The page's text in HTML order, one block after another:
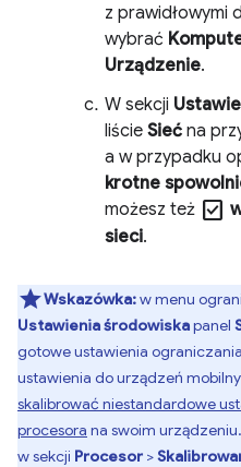
z prawidłowymi
wybrać
Urządzenie.
W sekcji
liście Sieć na
a w przypadku
krotne
możesz też check_box
sieci.
Wskazówka:w menu
Ustawienia środowiskapanel
gotowe ustawienia
ustawienia do urządzeń
skalibrować niestandardowe
procesora na swoim
w sekcji Procesor >